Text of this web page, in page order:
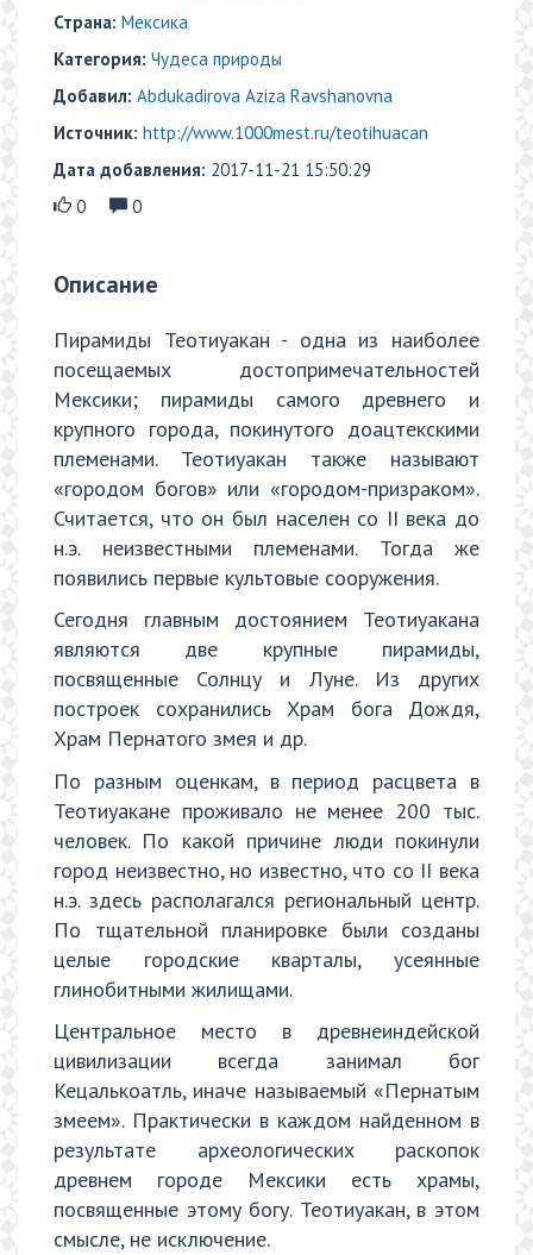
Страна: Мексика
Категория: Чудеса природы
Добавил: Abdukadirova Aziza Ravshanovna
Источник: http://www.1000mest.ru/teotihuacan
Дата добавления: 2017-11-21 15:50:29
0
0
Описание
Пирамиды Теотиуакан - одна из наиболее
посещаемых достопримечательностей
Мексики; пирамиды самого древнего и
крупного города, покинутого доацтекскими
племенами. Теотиуакан также называют
«городом богов» или «городом-призраком».
Считается, что он был населен со II века до
н.э. неизвестными племенами. Тогда же
появились первые культовые сооружения.
Сегодня главным достоянием Теотиуакана
являются две крупные пирамиды,
посвященные Солнцу и Луне. Из других
построек сохранились Храм бога Дождя,
Храм Пернатого змея и др.
По разным оценкам, в период расцвета в
Теотиуакане проживало не менее 200 тыс.
человек. По какой причине люди покинули
город неизвестно, но известно, что со II века
н.э. здесь располагался региональный центр.
По тщательной планировке были созданы
целые городские кварталы, усеянные
глинобитными жилищами.
Центральное место в древнеиндейской
цивилизации всегда занимал бог
Кецалькоатль, иначе называемый «Пернатым
змеем». Практически в каждом найденном в
результате археологических раскопок
древнем городе Мексики есть храмы,
посвященные этому богу. Теотиуакан, в этом
смысле, не исключение.